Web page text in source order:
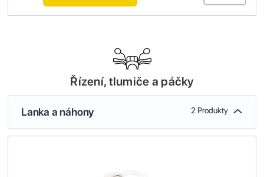
Řízení, tlumiče a páčky
Lanka a náhony 2 Produkty